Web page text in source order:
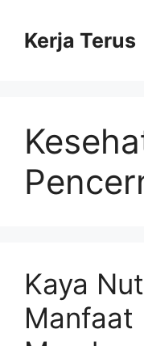
Kerja Terus
Kaya
Manfaat